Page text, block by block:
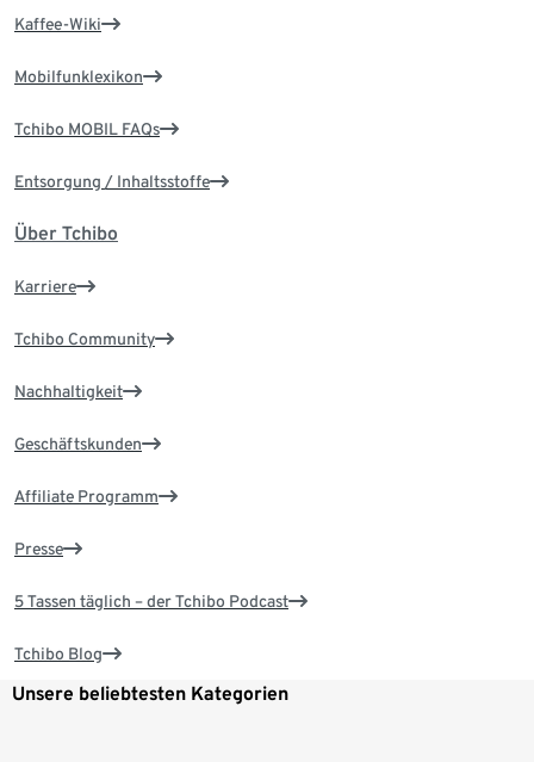
Kaffee-Wiki
Mobilfunklexikon
Tchibo MOBIL FAQs
Entsorgung / Inhaltsstoffe
Über Tchibo
Karriere
Tchibo Community
Nachhaltigkeit
Geschäftskunden
Affiliate Programm
Presse
5 Tassen täglich – der Tchibo Podcast
Tchibo Blog
Unsere beliebtesten Kategorien